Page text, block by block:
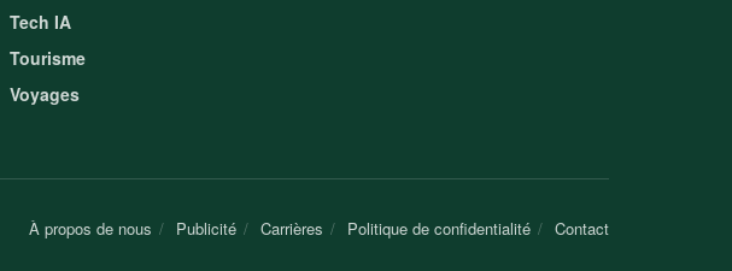
Tech IA
Tourisme
Voyages
À propos de nous Publicité Carrières Politique de confidentialité Contact